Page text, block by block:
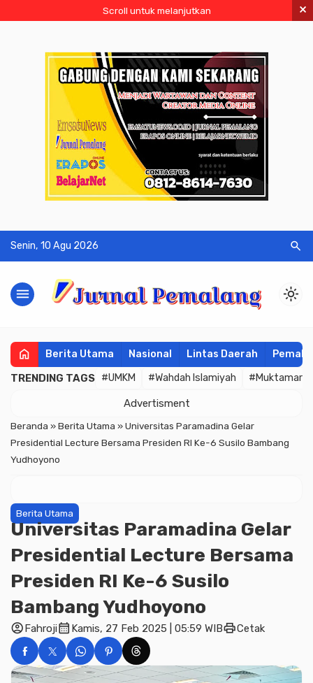
Scroll untuk melanjutkan ×
Senin, 10 Agu 2026 search
menu light_mode
home Berita Utama Nasional Lintas Daerah
TRENDING TAGS #UMKM #Wahdah Islamiyah #Muktamar
Advertisment
Beranda »Berita Utama »Universitas Paramadina Gelar
Presidential Lecture Bersama Presiden RI Ke-6 Susilo Bambang
Yudhoyono
Berita Utama
Universitas Paramadina Gelar
Presidential Lecture Bersama
Presiden RI Ke-6 Susilo
Bambang Yudhoyono
account_circleFahrojicalendar_month Kamis, 27 Feb 2025 | 05:59 WIBprintCetak